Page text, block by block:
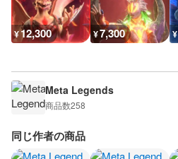
¥12,300 ¥7,300 ¥
Meta Legends
商品数258
同じ作者の商品